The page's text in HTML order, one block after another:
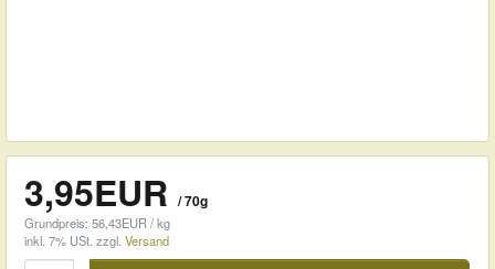
3,95EUR / 70g
Grundpreis: 56,43EUR / kg
inkl. 7% USt. zzgl. Versand